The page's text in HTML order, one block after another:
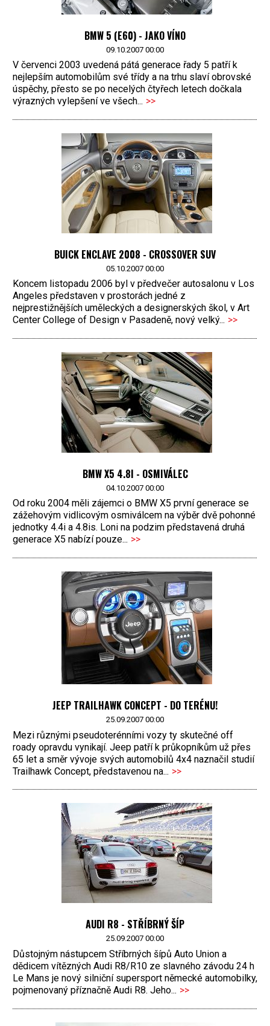
BMW 5 (E60) - JAKO VÍNO
09.10.2007 00:00
V červenci 2003 uvedená pátá generace řady 5 patří k
nejlepším automobilům své třídy a na trhu slaví obrovské
úspěchy, přesto se po necelých čtyřech letech dočkala
výrazných vylepšení ve všech... >>
BUICK ENCLAVE 2008 - CROSSOVER SUV
05.10.2007 00:00
Koncem listopadu 2006 byl v předvečer autosalonu v Los
Angeles představen v prostorách jedné z
nejprestižnějších uměleckých a designerských škol, v Art
Center College of Design v Pasadeně, nový velký... >>
BMW X5 4.8I - OSMIVÁLEC
04.10.2007 00:00
Od roku 2004 měli zájemci o BMW X5 první generace se
zážehovým vidlicovým osmiválcem na výběr dvě pohonné
jednotky 4.4i a 4.8is. Loni na podzim představená druhá
generace X5 nabízí pouze... >>
JEEP TRAILHAWK CONCEPT - DO TERÉNU!
25.09.2007 00:00
Mezi různými pseudoterénními vozy ty skutečné off
roady opravdu vynikají. Jeep patří k průkopníkům už přes
65 let a směr vývoje svých automobilů 4x4 naznačil studií
Trailhawk Concept, představenou na... >>
AUDI R8 - STŘÍBRNÝ ŠÍP
25.09.2007 00:00
Důstojným nástupcem Stříbrných šípů Auto Union a
dědicem vítězných Audi R8/R10 ze slavného závodu 24 h
Le Mans je nový silniční supersport německé automobilky,
pojmenovaný příznačně Audi R8. Jeho... >>